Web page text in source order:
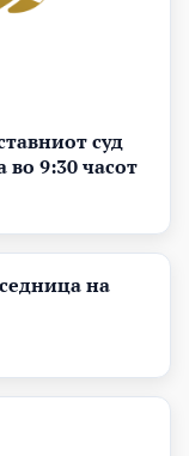
суд
во 9:30 часот
на